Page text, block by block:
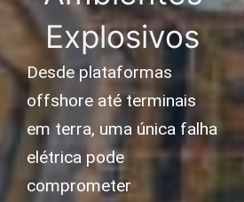
Explosivos
Desde plataformas
offshore até terminais
em terra, uma única falha
elétrica pode
comprometer